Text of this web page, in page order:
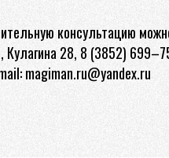
консультацию
Кулагина 28, 8 (3852)
magiman.ru@yandex.ru